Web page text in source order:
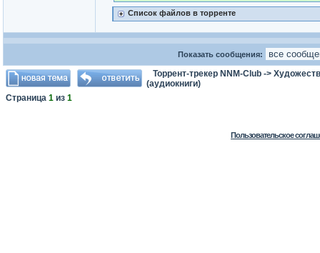
Список файлов в торренте
Показать сообщения:
Торрент-трекер NNM-Club ->
(аудиокниги)
Страница 1 из 1
Пользовательское